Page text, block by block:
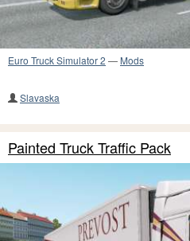
Euro Truck Simulator 2 — Mods
Slavaska
Painted Truck Traffic Pack